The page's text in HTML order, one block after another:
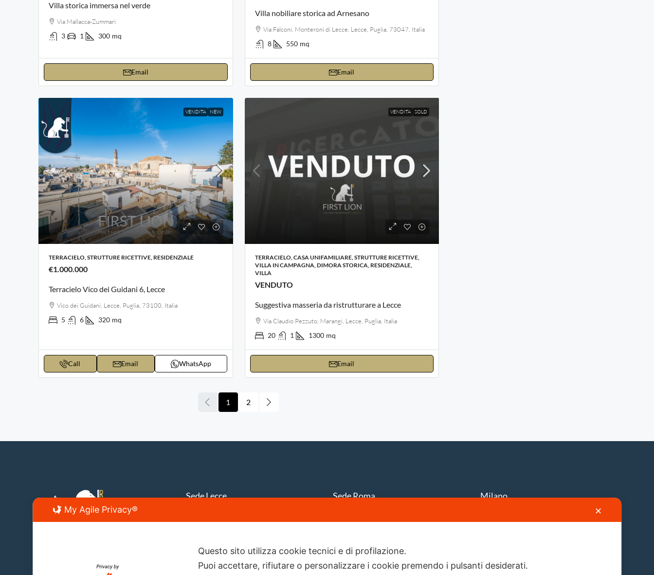
Villa storica immersa nel verde
Via Mallacca-Zummari
3 1 300 mq
Email
Villa nobiliare storica ad Arnesano
Via Falconi, Monteroni di Lecce, Lecce, Puglia, 73047, Italia
8 550 mq
Email
VENDITA NEW
TERRACIELO, STRUTTURE RICETTIVE, RESIDENZIALE
€1.000.000
Terracielo Vico dei Guidani 6, Lecce
Vico dei Guidani, Lecce, Puglia, 73100, Italia
5 6 320 mq
Call Email WhatsApp
VENDITA SOLD
TERRACIELO, CASA UNIFAMILIARE, STRUTTURE RICETTIVE,
VILLA IN CAMPAGNA, DIMORA STORICA, RESIDENZIALE,
VILLA
VENDUTO
Suggestiva masseria da ristrutturare a Lecce
Via Claudio Pezzuto, Marangi, Lecce, Puglia, Italia
20 1 1300 mq
Email
1 2
Sede Lecce Sede Roma Milano
My Agile Privacy® ✕
Questo sito utilizza cookie tecnici e di profilazione.
Puoi accettare, rifiutare o personalizzare i cookie premendo i pulsanti desiderati.